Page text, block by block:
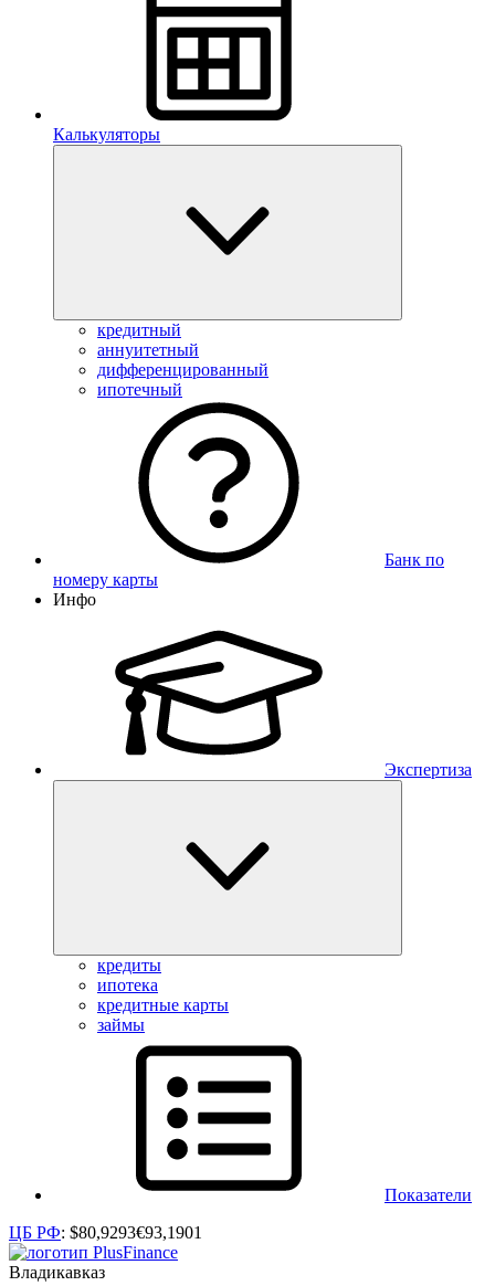
Калькуляторы
кредитный
аннуитетный
дифференцированный
ипотечный
Банк по
номеру карты
Инфо
Экспертиза
кредиты
ипотека
кредитные карты
займы
Показатели
ЦБ РФ: $80,9293€93,1901
Владикавказ